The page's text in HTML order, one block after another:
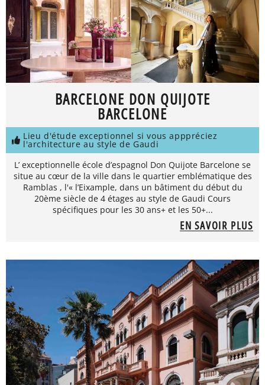
BARCELONE DON QUIJOTE
BARCELONE
Lieu d'étude exceptionnel si vous apppréciez
l'architecture au style de Gaudi
L’ exceptionnelle école d’espagnol Don Quijote Barcelone se
situe au cœur de la ville dans le quartier emblématique des
Ramblas , l'« l’Eixample, dans un bâtiment du début du
20ème siècle de 4 étages au style de Gaudi Cours
spécifiques pour les 30 ans+ et les 50+...
EN SAVOIR PLUS